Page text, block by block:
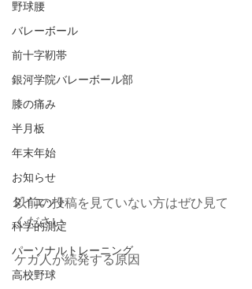
野球腰
バレーボール
前十字靭帯
銀河学院バレーボール部
膝の痛み
半月板
年末年始
お知らせ
ダイエット
科学的測定
パーソナルトレーニング
高校野球
以前の投稿を見ていない方はぜひ見て
ください
ケガ人が続発する原因